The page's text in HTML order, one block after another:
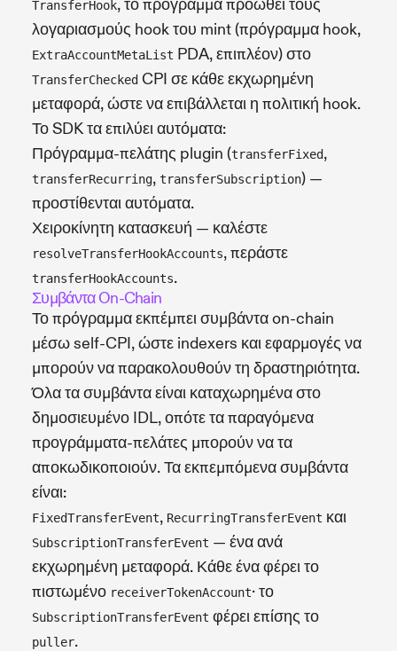
TransferHook, το πρόγραμμα προωθεί τους
λογαριασμούς hook του mint (πρόγραμμα hook,
ExtraAccountMetaList PDA, επιπλέον) στο
TransferChecked CPI σε κάθε εκχωρημένη
μεταφορά, ώστε να επιβάλλεται η πολιτική hook.
Το SDK τα επιλύει αυτόματα:
Πρόγραμμα-πελάτης plugin (transferFixed,
transferRecurring, transferSubscription) —
προστίθενται αυτόματα.
Χειροκίνητη κατασκευή — καλέστε
resolveTransferHookAccounts, περάστε
transferHookAccounts.
Συμβάντα On-Chain
Το πρόγραμμα εκπέμπει συμβάντα on-chain
μέσω self-CPI, ώστε indexers και εφαρμογές να
μπορούν να παρακολουθούν τη δραστηριότητα.
Όλα τα συμβάντα είναι καταχωρημένα στο
δημοσιευμένο IDL, οπότε τα παραγόμενα
προγράμματα-πελάτες μπορούν να τα
αποκωδικοποιούν. Τα εκπεμπόμενα συμβάντα
είναι:
FixedTransferEvent, RecurringTransferEvent και
SubscriptionTransferEvent — ένα ανά
εκχωρημένη μεταφορά. Κάθε ένα φέρει το
πιστωμένο receiverTokenAccount· το
SubscriptionTransferEvent φέρει επίσης το
puller.